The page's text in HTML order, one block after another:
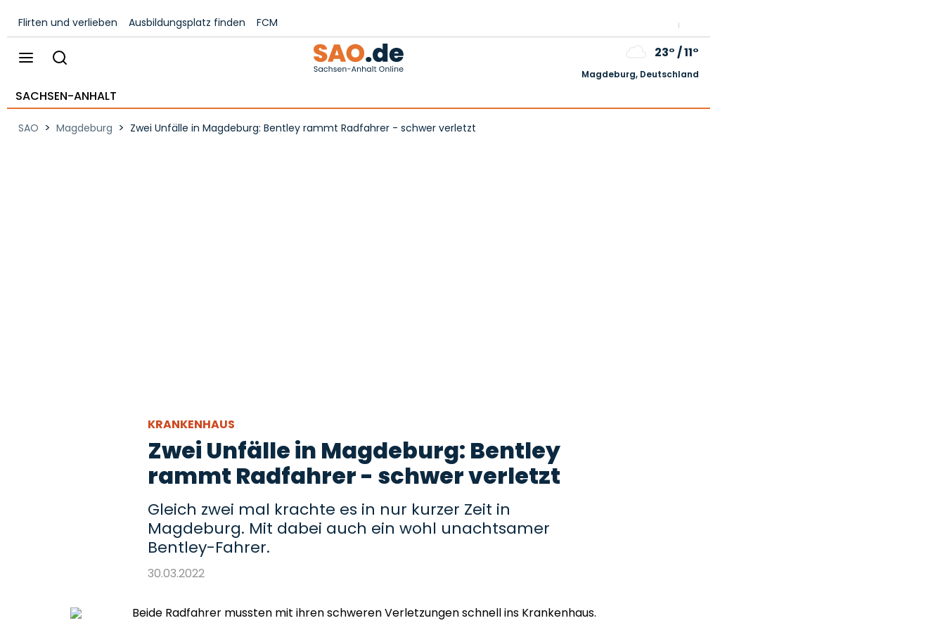
Flirten und verlieben Ausbildungsplatz finden FCM
23°/11°
Magdeburg, Deutschland
SACHSEN-ANHALT
SAO > Magdeburg > Zwei Unfälle in Magdeburg: Bentley rammt Radfahrer - schwer verletzt
KRANKENHAUS
Zwei Unfälle in Magdeburg: Bentley
rammt Radfahrer - schwer verletzt
Gleich zwei mal krachte es in nur kurzer Zeit in
Magdeburg. Mit dabei auch ein wohl unachtsamer
Bentley-Fahrer.
30.03.2022